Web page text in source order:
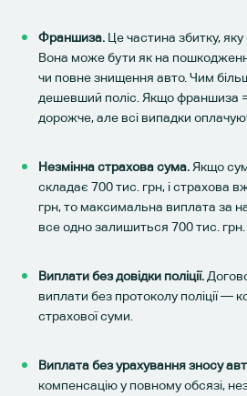
Франшиза. Це частина збитку, яку
Вона може бути як на
чи повне знищення авто. Чим
дешевший поліс. Якщо франшиза
дорожче, але всі випадки
Незмінна страхова сума. Якщо
складає 700 тис. грн, і страхова
грн, то максимальна виплата за
все одно залишиться 700 тис. грн.
Виплати без довідки поліції.
виплати без протоколу поліції —
страхової суми.
Виплата без урахування зносу
компенсацію у повному обсязі,